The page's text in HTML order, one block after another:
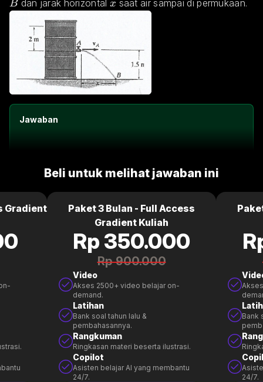
B dan jarak horizontal x
x saat air sampai di permukaan.
Jawaban
Beli untuk melihat jawaban ini
Gradient
Paket 3 Bulan - Full Access
Gradient Kuliah
Rp 350.000
Rp 900.000
Video
Akses 2500+ video belajar on-
demand.
Latihan
Bank soal tahun lalu &
pembahasannya.
Rangkuman
Ringkasan materi beserta ilustrasi.
Copilot
Asisten belajar AI yang membantu
24/7.
Bank
24/7.